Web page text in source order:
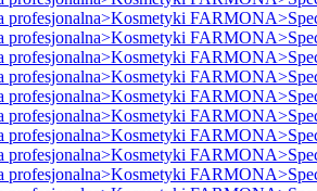
profesjonalna>Kosmetyki
profesjonalna>Kosmetyki
profesjonalna>Kosmetyki
profesjonalna>Kosmetyki
profesjonalna>Kosmetyki
profesjonalna>Kosmetyki
profesjonalna>Kosmetyki
profesjonalna>Kosmetyki
profesjonalna>Kosmetyki